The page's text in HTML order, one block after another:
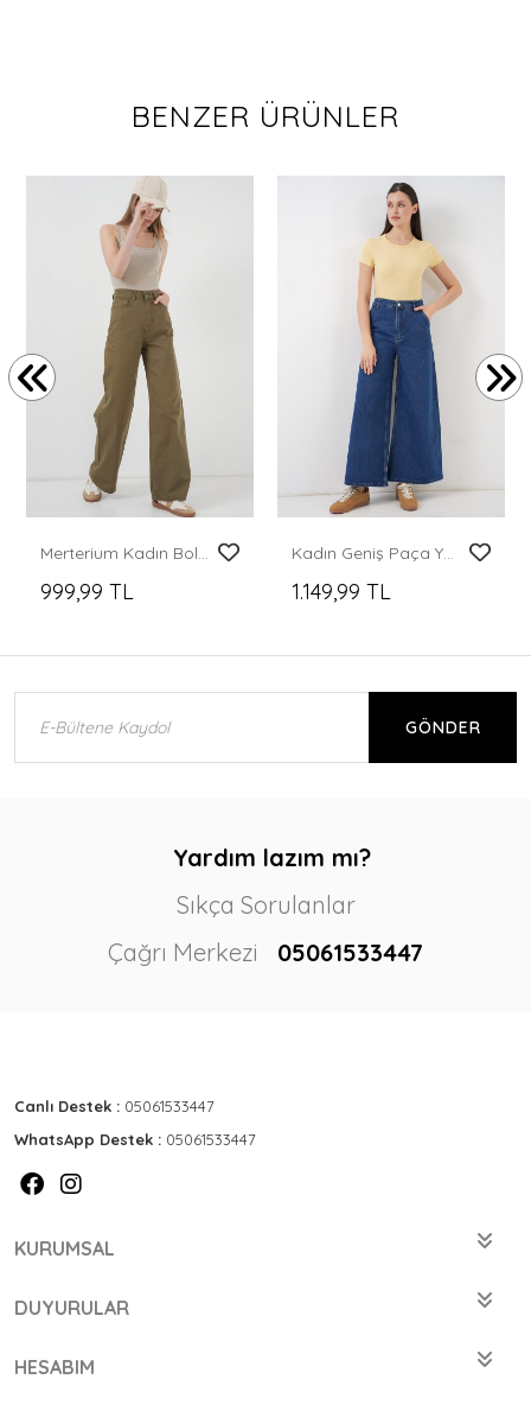
BENZER ÜRÜNLER
Merterium Kadın Bol Paça Yüksek Bel Palazzo Pantolon
999,99 TL
Kadın Geniş Paça Yüksek Bel Kot Pantolon 30080 - Mavi
1.149,99 TL
GÖNDER
Yardım lazım mı?
Sıkça Sorulanlar
Çağrı Merkezi
05061533447
Canlı Destek : 05061533447
WhatsApp Destek : 05061533447
KURUMSAL
DUYURULAR
HESABIM